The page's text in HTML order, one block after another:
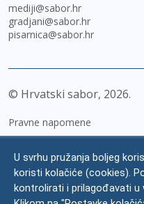
mediji@sabor.hr
gradjani@sabor.hr
pisarnica@sabor.hr
© Hrvatski sabor, 2026
Pravne napomene
Zaštita osobnih podataka
Impressum
U svrhu pružanja boljeg
koristi kolačiće (cookies).
kontrolirati i prilagođavati u